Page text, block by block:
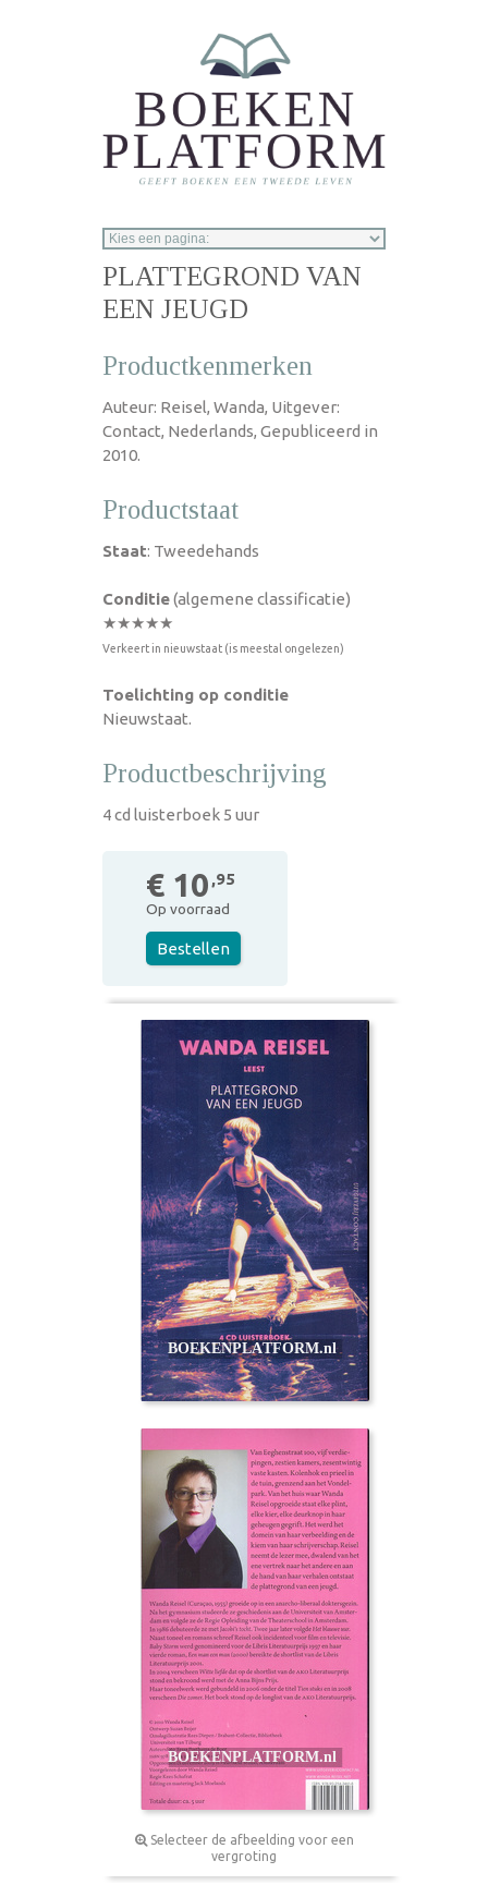
PLATTEGROND VAN
EEN JEUGD
Productkenmerken
Auteur: Reisel, Wanda, Uitgever:
Contact, Nederlands, Gepubliceerd in
2010.
Productstaat
Staat: Tweedehands
Conditie(algemene classificatie)
★★★★★
Verkeert in nieuwstaat (is meestal ongelezen)
Toelichting op conditie
Nieuwstaat.
Productbeschrijving
4 cd luisterboek 5 uur
€ 10 ,95
Op voorraad
Bestellen
Selecteer de afbeelding voor een
vergroting